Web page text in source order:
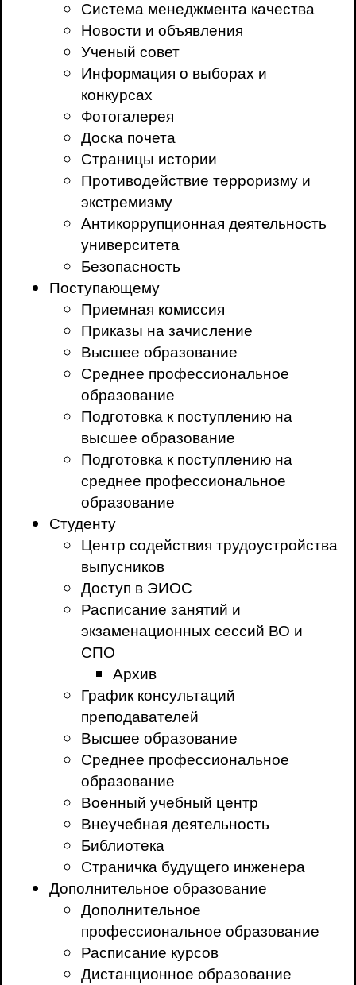
Система менеджмента качества
Новости и объявления
Ученый совет
Информация о выборах и
конкурсах
Фотогалерея
Доска почета
Страницы истории
Противодействие терроризму и
экстремизму
Антикоррупционная деятельность
университета
Безопасность
Поступающему
Приемная комиссия
Приказы на зачисление
Высшее образование
Среднее профессиональное
образование
Подготовка к поступлению на
высшее образование
Подготовка к поступлению на
среднее профессиональное
образование
Студенту
Центр содействия трудоустройства
выпусников
Доступ в ЭИОС
Расписание занятий и
экзаменационных сессий ВО и
СПО
Архив
График консультаций
преподавателей
Высшее образование
Среднее профессиональное
образование
Военный учебный центр
Внеучебная деятельность
Библиотека
Страничка будущего инженера
Дополнительное образование
Дополнительное
профессиональное образование
Расписание курсов
Дистанционное образование